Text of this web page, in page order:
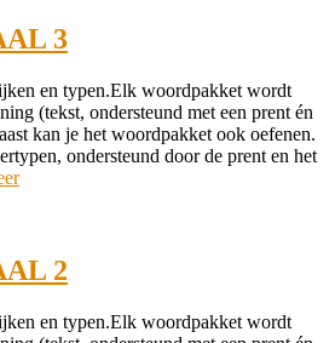
3
en typen.Elk woordpakket wordt
(tekst, ondersteund met een prent én
kan je het woordpakket ook oefenen.
ondersteund door de prent en het
2
en typen.Elk woordpakket wordt